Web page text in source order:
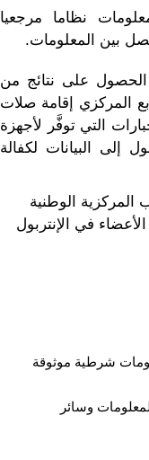
نظاما مرجعيا
بين المعلومات.
على نتائج من
المركزي إقامة صلات
التي توفَّر لأجهزة
إلى البيانات لكفالة
الوطنية
في الإنتربول
شرطية موثوقة
وسائر